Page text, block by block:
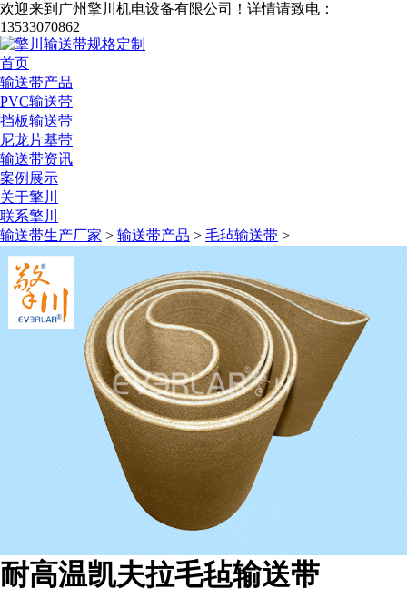
欢迎来到广州擎川机电设备有限公司！ 详情请致电：
13533070862
首页
输送带产品
PVC输送带
挡板输送带
尼龙片基带
输送带资讯
案例展示
关于擎川
联系擎川
输送带生产厂家 > 输送带产品 > 毛毡输送带 >
耐高温凯夫拉毛毡输送带